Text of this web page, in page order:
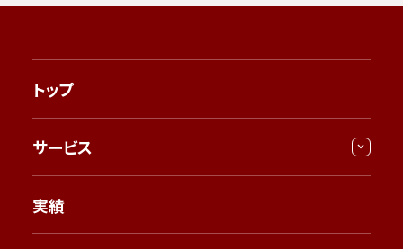
トップ
サービス
実績